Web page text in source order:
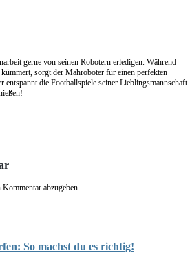
gerne von seinen Robotern erledigen. Während
sorgt der Mähroboter für einen perfekten
entspannt die Footballspiele seiner Lieblingsmannschaft
abzugeben.
So machst du es richtig!